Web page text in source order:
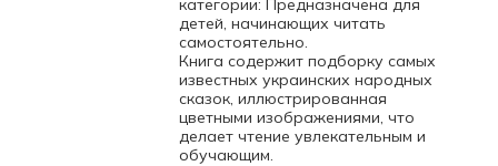
категории: Предназначена для
детей, начинающих читать
самостоятельно.
Книга содержит подборку самых
известных украинских народных
сказок, иллюстрированная
цветными изображениями, что
делает чтение увлекательным и
обучающим.